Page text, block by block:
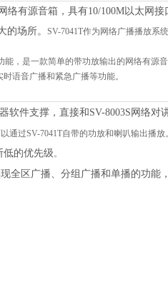
络有源音箱，具有10/100M以太网
的场所。 SV-7041T作为网络广播播放系
能，是一款简单的带功放输出的网络有源
语音广播和紧急广播等功能。
软件支撑，直接和SV-8003S网络对
通过SV-7041T自带的功放和喇叭输出播放。
低的优先级。
全区广播、分组广播和单播的功